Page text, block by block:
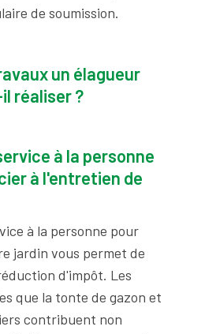
de soumission.
un élagueur
réaliser ?
à la personne
à l'entretien de
à la personne pour
jardin vous permet de
d'impôt. Les
que la tonte de gazon et
contribuent non